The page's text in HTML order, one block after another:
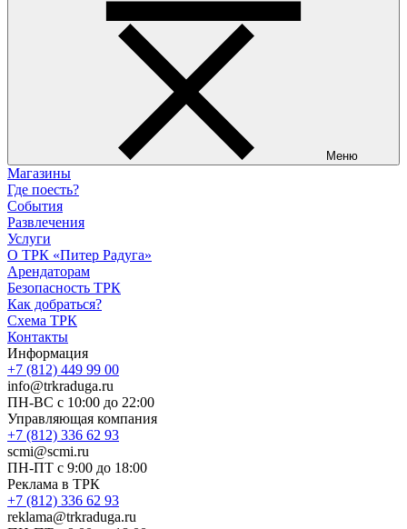
Меню
Магазины
Где поесть?
События
Развлечения
Услуги
О ТРК «Питер Радуга»
Арендаторам
Безопасность ТРК
Как добраться?
Схема ТРК
Контакты
Информация
+7 (812) 449 99 00
info@trkraduga.ru
ПН-ВС с 10:00 до 22:00
Управляющая компания
+7 (812) 336 62 93
scmi@scmi.ru
ПН-ПТ с 9:00 до 18:00
Реклама в ТРК
+7 (812) 336 62 93
reklama@trkraduga.ru